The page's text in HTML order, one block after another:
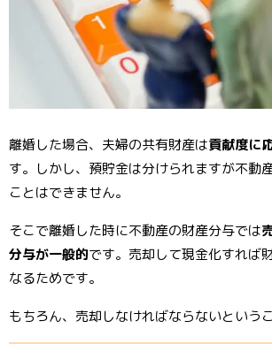
離婚した場合、夫婦の共有財産は貢献度に
す。しかし、預貯金は分けられますが不動
ことはできません。
そこで離婚した時に不動産の財産分与では
分与が一般的です。売却して現金化すれば
なるためです。
もちろん、売却しなければならないという